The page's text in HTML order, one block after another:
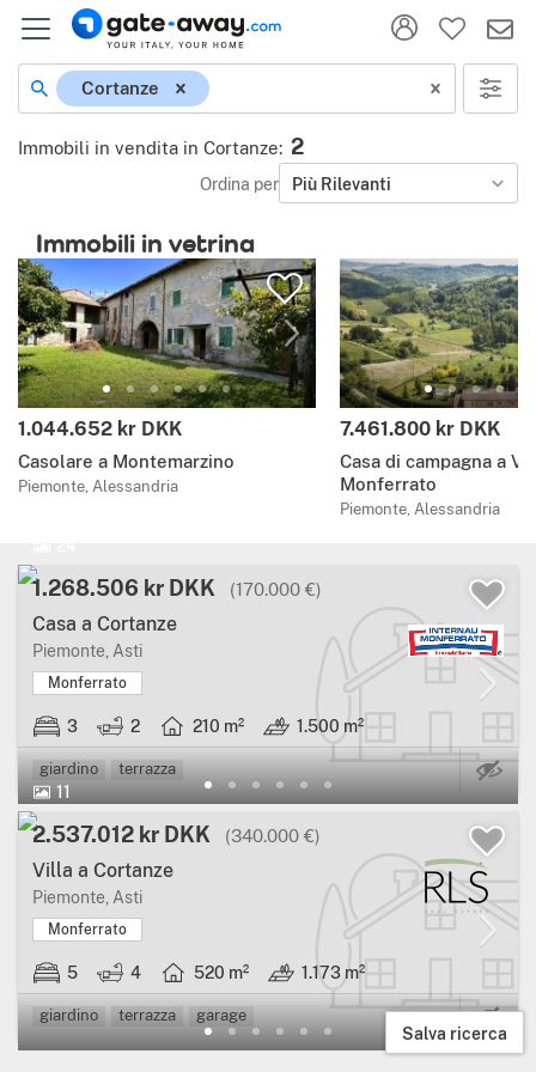
Cortanze
Immobili in vendita in Cortanze: 2
Ordina per Più Rilevanti
Immobili in vetrina
1.044.652 kr DKK
Casolare a Montemarzino
Piemonte, Alessandria
7.461.800 kr DKK
Casa di campagna a
Monferrato
Piemonte, Alessandria
1.268.506 kr DKK (170.000 €)
Casa a Cortanze
Piemonte, Asti
Monferrato
3 2 210 m² 1.500 m²
giardino terrazza
11
2.537.012 kr DKK (340.000 €)
Villa a Cortanze
Piemonte, Asti
Monferrato
5 4 520 m² 1.173 m²
giardino terrazza garage
Salva ricerca